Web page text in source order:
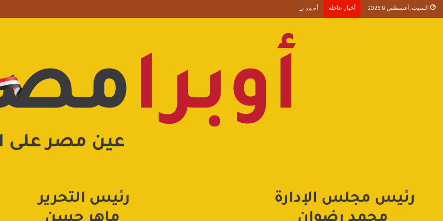
السبت, أغسطس 8 2026 أخبار عاجلة أحمد طنطاوي يكتب حين يصبح الوجود علامة استفهام